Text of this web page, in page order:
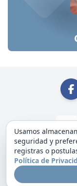
Términos y
© 2026 -
Usamos
seguridad y
registras o
Política de